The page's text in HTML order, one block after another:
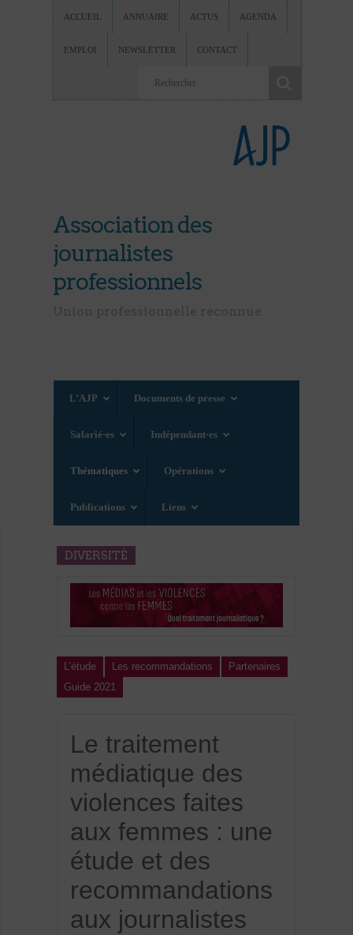
ACCUEIL ANNUAIRE ACTUS AGENDA
EMPLOI NEWSLETTER CONTACT
Association des
journalistes
professionnels
L’AJP Documents de presse
Salarié·es Indépendant·es
Thématiques Opérations
Publications Liens
DIVERSITÉ
L’étude Les recommandations
Partenaires
Guide 2021
Le traitement
médiatique des
violences faites
aux femmes : une
étude et des
recommandations
aux journalistes